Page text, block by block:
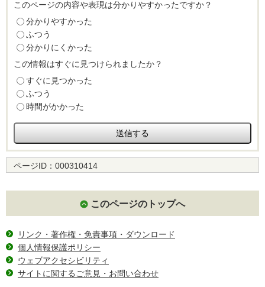
このページの内容や表現は分かりやすかったですか？
分かりやすかった
ふつう
分かりにくかった
この情報はすぐに見つけられましたか？
すぐに見つかった
ふつう
時間がかかった
ページID： 000310414
このページのトップへ
リンク・著作権・免責事項・ダウンロード
個人情報保護ポリシー
ウェブアクセシビリティ
サイトに関するご意見・お問い合わせ